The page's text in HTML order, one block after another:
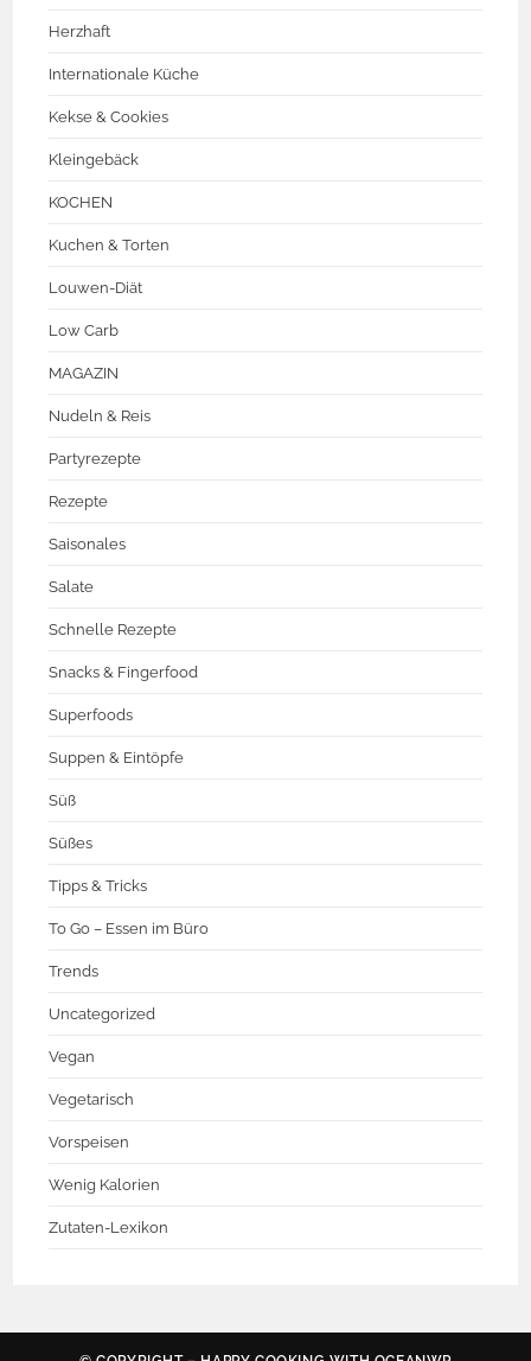
Herzhaft
Internationale Küche
Kekse & Cookies
Kleingebäck
KOCHEN
Kuchen & Torten
Louwen-Diät
Low Carb
MAGAZIN
Nudeln & Reis
Partyrezepte
Rezepte
Saisonales
Salate
Schnelle Rezepte
Snacks & Fingerfood
Superfoods
Suppen & Eintöpfe
Süß
Süßes
Tipps & Tricks
To Go – Essen im Büro
Trends
Uncategorized
Vegan
Vegetarisch
Vorspeisen
Wenig Kalorien
Zutaten-Lexikon